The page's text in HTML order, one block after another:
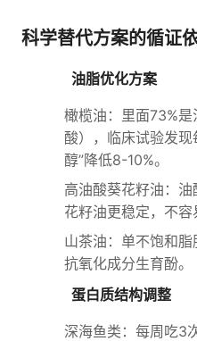
科学替代方案的循证
油脂优化方案
橄榄油：里面73%
酸），临床试验发
醇”降低8-10%。
高油酸葵花籽油：
花籽油更稳定，不容
山茶油：单不饱和
抗氧化成分生育酚。
蛋白质结构调整
深海鱼类：每周吃3